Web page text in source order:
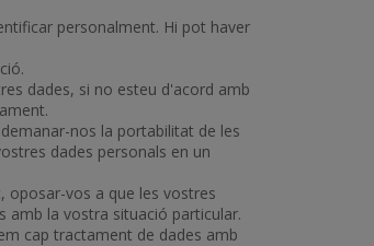
personalment. Hi pot haver
dades, si no esteu d'acord amb
nos la portabilitat de les
dades personals en un
oposar-vos a que les vostres
amb la vostra situació particular.
cap tractament de dades amb